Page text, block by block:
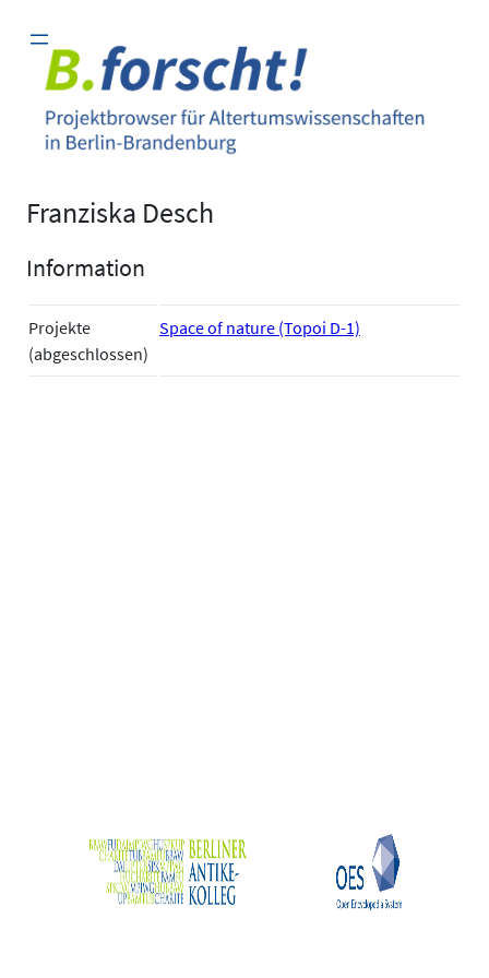
Inhalt
springen
Franziska Desch
Information
Projekte
(abgeschlossen)
Space of nature (Topoi D-1)